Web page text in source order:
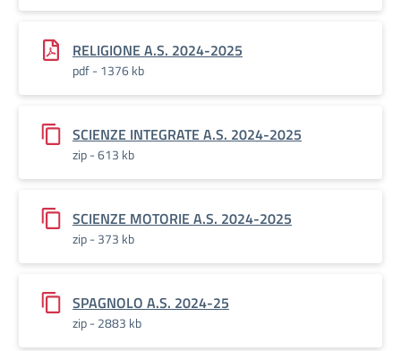
RELIGIONE A.S. 2024-2025
pdf - 1376 kb
SCIENZE INTEGRATE A.S. 2024-2025
zip - 613 kb
SCIENZE MOTORIE A.S. 2024-2025
zip - 373 kb
SPAGNOLO A.S. 2024-25
zip - 2883 kb